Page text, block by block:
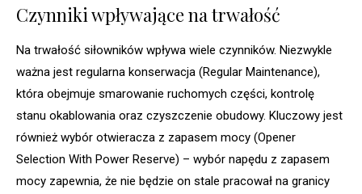
Czynniki wpływające na trwałość
Na trwałość siłowników wpływa wiele czynników. Niezwykle
ważna jest regularna konserwacja (Regular Maintenance),
która obejmuje smarowanie ruchomych części, kontrolę
stanu okablowania oraz czyszczenie obudowy. Kluczowy jest
również wybór otwieracza z zapasem mocy (Opener
Selection With Power Reserve) – wybór napędu z zapasem
mocy zapewnia, że nie będzie on stale pracował na granicy